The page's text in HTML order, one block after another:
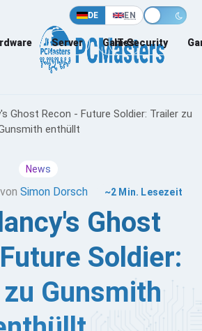
DE EN
Server Games
IT-Security
Ghost Recon - Future Soldier: Trailer zu
enthüllt
News
Simon Dorsch ~2 Min. Lesezeit
Ghost
Soldier:
Gunsmith